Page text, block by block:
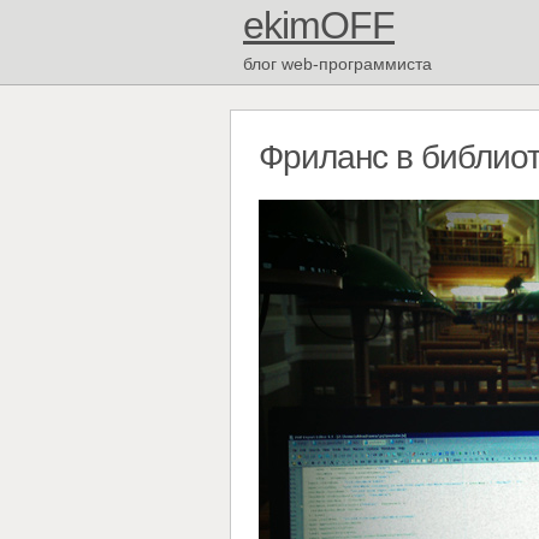
ekimOFF
блог web-программиста
Фриланс в